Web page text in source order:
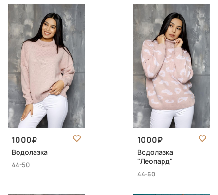
1000
Водолазка
44-50
1000
Водолазка
"Леопард"
44-50